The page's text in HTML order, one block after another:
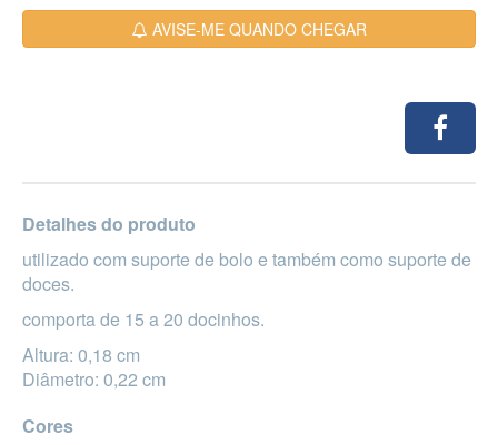
AVISE-ME QUANDO CHEGAR
Detalhes do produto
utilizado com suporte de bolo e também como suporte de
doces.
comporta de 15 a 20 docinhos.
Altura: 0,18 cm
Diâmetro: 0,22 cm
Cores